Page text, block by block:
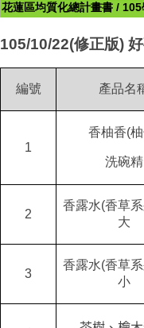
花蓮區均質化總計畫書 /
105/10/22(修正版)
編號 產品名
1
香柚香(
洗碗精
2
香露水(香草
大
3
香露水(香草
小